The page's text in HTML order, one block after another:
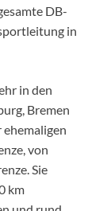
DB-
in
in den
Bremen
ehemaligen
von
Sie
km